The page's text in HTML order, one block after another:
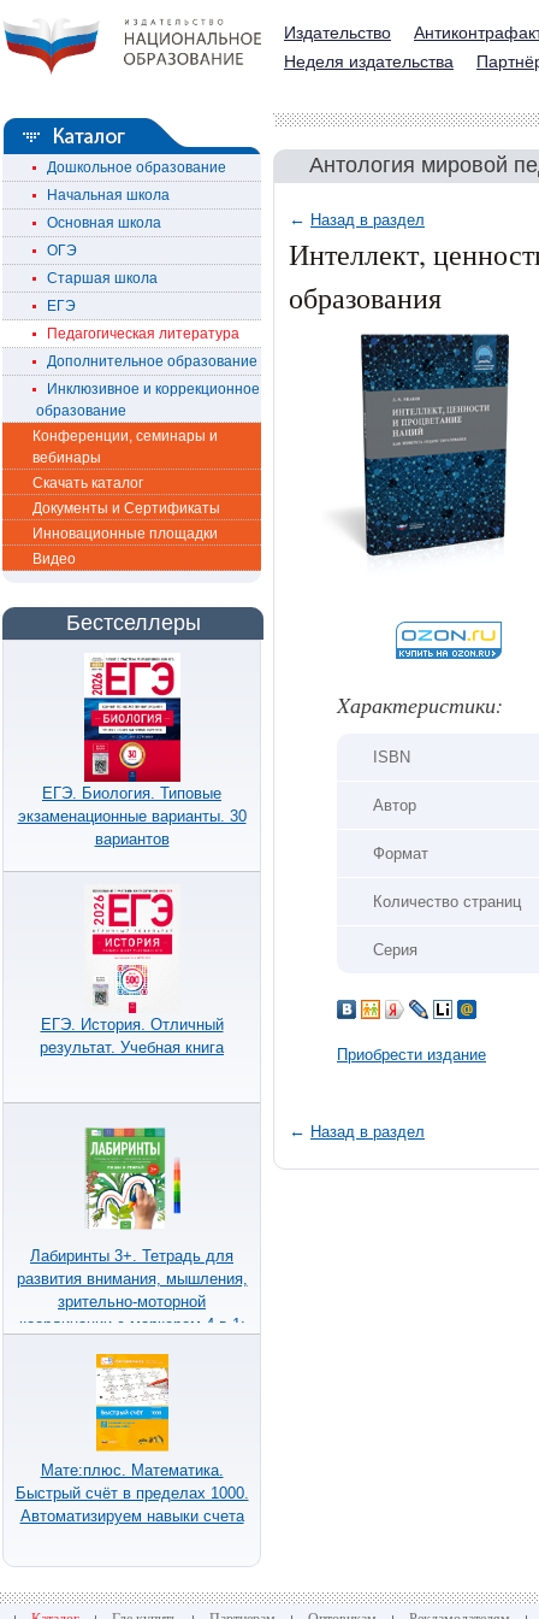
Издательство
Неделя издательства
Дошкольное образование
Начальная школа
Основная школа
ОГЭ
Старшая школа
ЕГЭ
Педагогическая литература
Дополнительное образование
Инклюзивное и коррекционное
образование
Конференции, семинары и
вебинары
Скачать каталог
Документы и Сертификаты
Инновационные площадки
Видео
Бестселлеры
ЕГЭ. Биология. Типовые
экзаменационные варианты. 30
вариантов
ЕГЭ. История. Отличный
результат. Учебная книга
Лабиринты 3+. Тетрадь для
развития внимания, мышления,
зрительно-моторной
координации с маркером 4 в 1:
Мате:плюс. Математика.
Быстрый счёт в пределах 1000.
Автоматизируем навыки счета
Антология мировой
← Назад в раздел
Интеллект,
образования
Xарактеристики:
ISBN
Автор
Формат
Количество страниц
Серия
Приобрести издание
← Назад в раздел